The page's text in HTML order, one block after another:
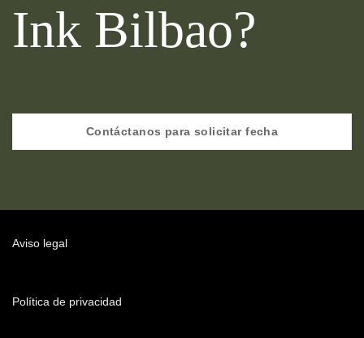
Ink Bilbao?
Contáctanos para solicitar fecha
Aviso legal
Política de privacidad